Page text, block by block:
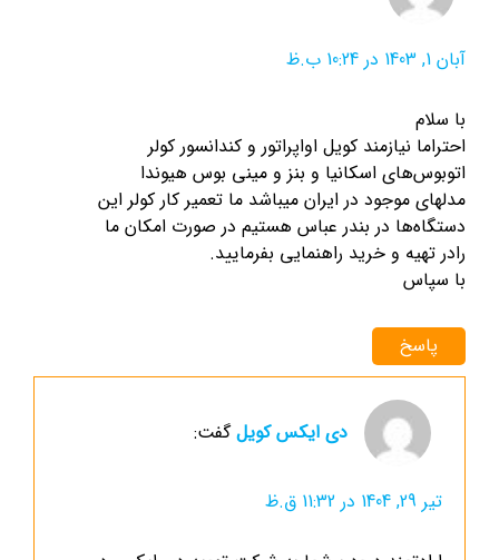
آبان 1, 1403 در 10:24 ب.ظ
با سلام
احتراما نیازمند کویل اواپراتور و کندانسور کولر
اتوبوس‌های اسکانیا و بنز و مینی بوس هیوندا
مدلهای موجود در ایران میباشد ما تعمیر کار کولر این
دستگاه‌ها در بندر عباس هستیم در صورت امکان ما
رادر تهیه و خرید راهنمایی بفرمایید.
با سپاس
پاسخ
دی ایکس کویل گفت:
تیر 29, 1404 در 11:32 ق.ظ